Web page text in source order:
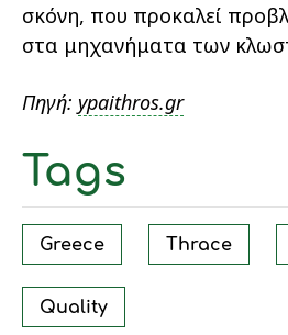
σκόνη, που προκαλεί
στα μηχανήματα των
Πηγή: ypaithros.gr
Tags
Greece Thrace
Quality